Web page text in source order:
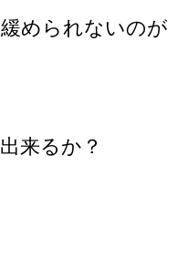
められないのが
来るか？